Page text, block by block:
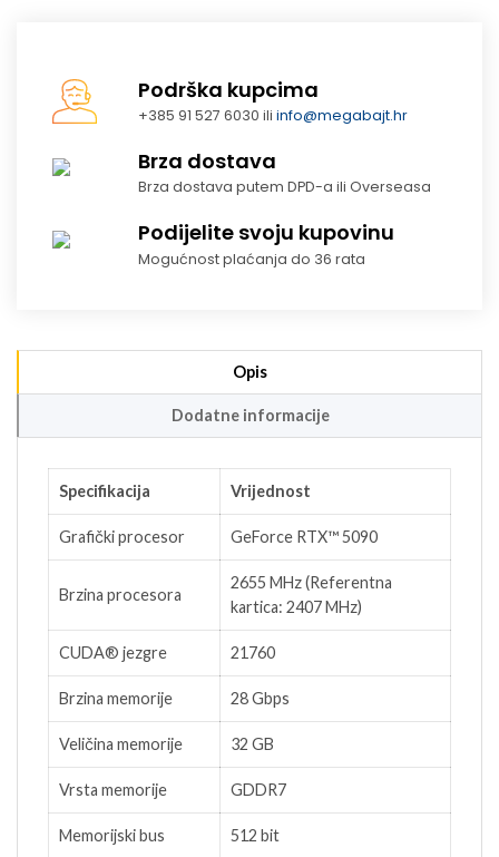
Podrška kupcima
+385 91 527 6030 iliinfo@megabajt.hr
Brza dostava
Brza dostava putem DPD-a ili Overseasa
Podijelite svoju kupovinu
Mogućnost plaćanja do 36 rata
Opis
Dodatne informacije
Specifikacija Vrijednost
Grafički procesor GeForce RTX™ 5090
Brzina procesora
2655 MHz (Referentna
kartica: 2407 MHz)
CUDA® jezgre 21760
Brzina memorije 28 Gbps
Veličina memorije 32 GB
Vrsta memorije GDDR7
Memorijski bus 512 bit